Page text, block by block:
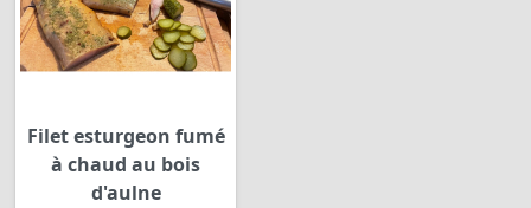
Filet esturgeon fumé
à chaud au bois
d'aulne